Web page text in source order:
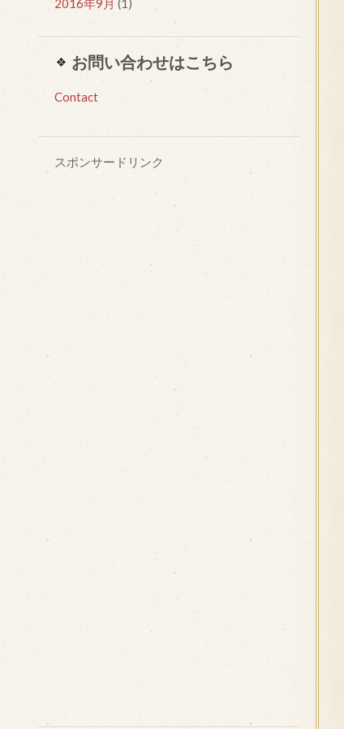
2016年9月 (1)
お問い合わせはこちら
Contact
スポンサードリンク